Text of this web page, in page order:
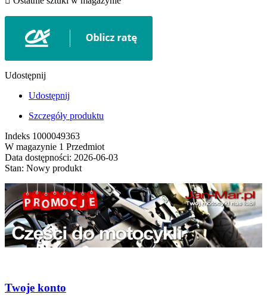
Udostępnij
Udostępnij
Szczegóły produktu
Indeks 1000049363
W magazynie 1 Przedmiot
Data dostępności: 2026-06-03
Stan: Nowy produkt
Twoje konto